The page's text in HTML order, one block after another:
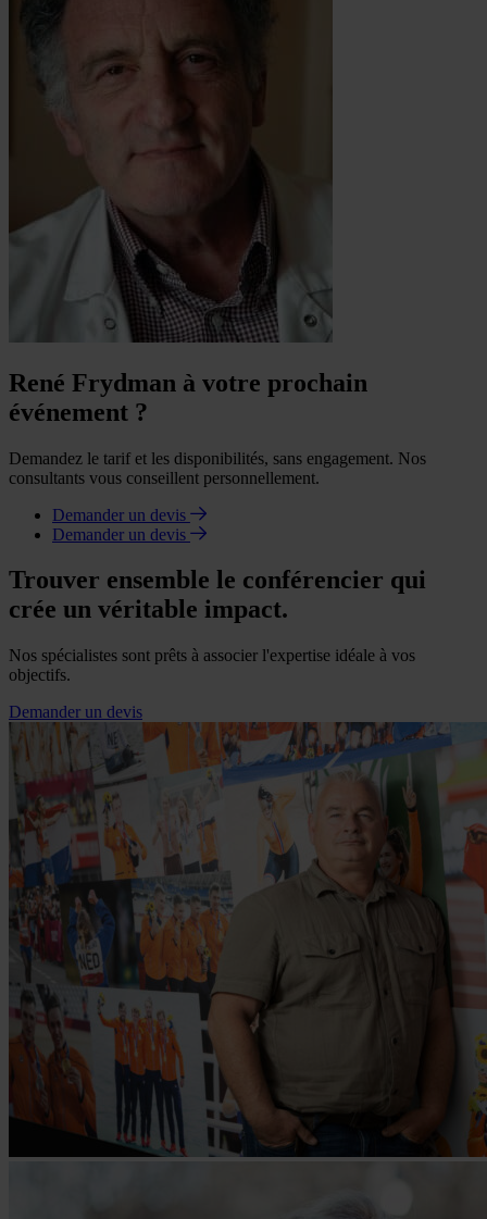
René Frydman à votre prochain
événement ?
Demandez le tarif et les disponibilités, sans engagement. Nos
consultants vous conseillent personnellement.
Demander un devis
Demander un devis
Trouver ensemble le conférencier qui
crée un véritable impact.
Nos spécialistes sont prêts à associer l'expertise idéale à vos
objectifs.
Demander un devis